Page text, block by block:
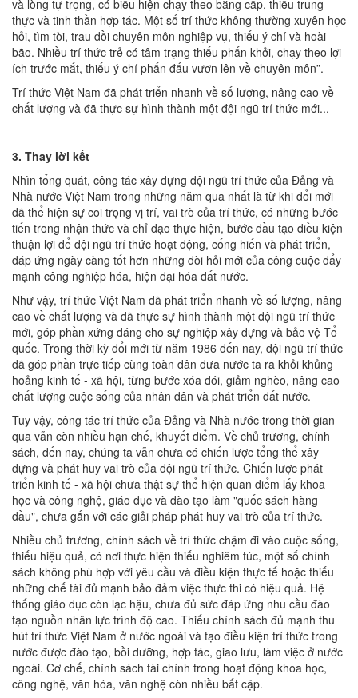
và lòng tự trọng, có biểu hiện chạy theo bằng cấp, thiếu trung
thực và tinh thần hợp tác. Một số trí thức không thường xuyên học
hỏi, tìm tòi, trau dồi chuyên môn nghiệp vụ, thiếu ý chí và hoài
bão. Nhiều trí thức trẻ có tâm trạng thiếu phấn khởi, chạy theo lợi
ích trước mắt, thiếu ý chí phấn đấu vươn lên về chuyên môn”.
Trí thức Việt Nam đã phát triển nhanh về số lượng, nâng cao về
chất lượng và đã thực sự hình thành một đội ngũ trí thức mới...
3. Thay lời kết
Nhìn tổng quát, công tác xây dựng đội ngũ trí thức của Ðảng và
Nhà nước Việt Nam trong những năm qua nhất là từ khi đổi mới
đã thể hiện sự coi trọng vị trí, vai trò của trí thức, có những bước
tiến trong nhận thức và chỉ đạo thực hiện, bước đầu tạo điều kiện
thuận lợi để đội ngũ trí thức hoạt động, cống hiến và phát triển,
đáp ứng ngày càng tốt hơn những đòi hỏi mới của công cuộc đẩy
mạnh công nghiệp hóa, hiện đại hóa đất nước.
Như vậy, trí thức Việt Nam đã phát triển nhanh về số lượng, nâng
cao về chất lượng và đã thực sự hình thành một đội ngũ trí thức
mới, góp phần xứng đáng cho sự nghiệp xây dựng và bảo vệ Tổ
quốc. Trong thời kỳ đổi mới từ năm 1986 đến nay, đội ngũ trí thức
đã góp phần trực tiếp cùng toàn dân đưa nước ta ra khỏi khủng
hoảng kinh tế - xã hội, từng bước xóa đói, giảm nghèo, nâng cao
chất lượng cuộc sống của nhân dân và phát triển đất nước.
Tuy vậy, công tác trí thức của Ðảng và Nhà nước trong thời gian
qua vẫn còn nhiều hạn chế, khuyết điểm. Về chủ trương, chính
sách, đến nay, chúng ta vẫn chưa có chiến lược tổng thể xây
dựng và phát huy vai trò của đội ngũ trí thức. Chiến lược phát
triển kinh tế - xã hội chưa thật sự thể hiện quan điểm lấy khoa
học và công nghệ, giáo dục và đào tạo làm "quốc sách hàng
đầu", chưa gắn với các giải pháp phát huy vai trò của trí thức.
Nhiều chủ trương, chính sách về trí thức chậm đi vào cuộc sống,
thiếu hiệu quả, có nơi thực hiện thiếu nghiêm túc, một số chính
sách không phù hợp với yêu cầu và điều kiện thực tế hoặc thiếu
những chế tài đủ mạnh bảo đảm việc thực thi có hiệu quả. Hệ
thống giáo dục còn lạc hậu, chưa đủ sức đáp ứng nhu cầu đào
tạo nguồn nhân lực trình độ cao. Thiếu chính sách đủ mạnh thu
hút trí thức Việt Nam ở nước ngoài và tạo điều kiện trí thức trong
nước được đào tạo, bồi dưỡng, hợp tác, giao lưu, làm việc ở nước
ngoài. Cơ chế, chính sách tài chính trong hoạt động khoa học,
công nghệ, văn hóa, văn nghệ còn nhiều bất cập.